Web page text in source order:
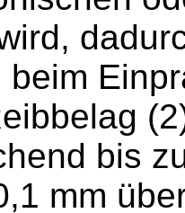
beim
bis
mm